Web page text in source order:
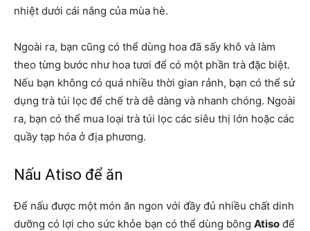
nhiệt dưới cái nắng của mùa hè.
Ngoài ra, bạn cũng có thể dùng hoa đã sấy khô và làm
theo từng bước như hoa tươi để có một phần trà đặc biệt.
Nếu bạn không có quá nhiều thời gian rảnh, bạn có thể sử
dụng trà túi lọc để chế trà dễ dàng và nhanh chóng. Ngoài
ra, bạn có thể mua loại trà túi lọc các siêu thị lớn hoặc các
quầy tạp hóa ở địa phương.
Nấu Atiso để ăn
Để nấu được một món ăn ngon với đầy đủ nhiều chất dinh
dưỡng có lợi cho sức khỏe bạn có thể dùng bông Atiso để